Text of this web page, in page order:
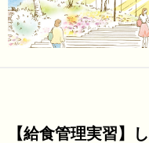
【給食管理実習】